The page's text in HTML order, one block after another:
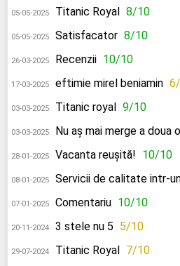
05-05-2025 Titanic Royal 8/10
05-05-2025 Satisfacator 8/10
26-03-2025 Recenzii 10/10
17-03-2025 eftimie mirel beniamin
03-03-2025 Titanic royal 9/10
03-03-2025 Nu aș mai merge a doua
28-01-2025 Vacanta reușită! 10/10
08-01-2025 Servicii de calitate intr-
07-01-2025 Comentariu 10/10
20-11-2024 3 stele nu 5 5/10
29-07-2024 Titanic Royal 7/10